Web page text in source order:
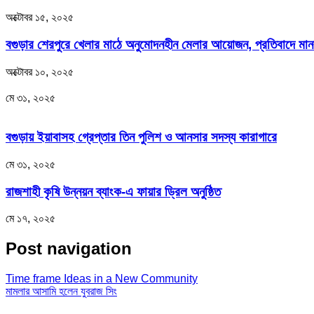
অক্টোবর ১৫, ২০২৫
বগুড়ার শেরপুরে খেলার মাঠে অনুমোদনহীন মেলার আয়োজন, প্রতিবাদে
অক্টোবর ১০, ২০২৫
মে ৩১, ২০২৫
বগুড়ায় ইয়াবাসহ গ্রেপ্তার তিন পুলিশ ও আনসার সদস্য কারাগারে
মে ৩১, ২০২৫
রাজশাহী কৃষি উন্নয়ন ব্যাংক-এ ফায়ার ড্রিল অনুষ্ঠিত
মে ১৭, ২০২৫
Post navigation
Time frame Ideas in a New Community
মামলার আসামি হলেন যুবরাজ সিং